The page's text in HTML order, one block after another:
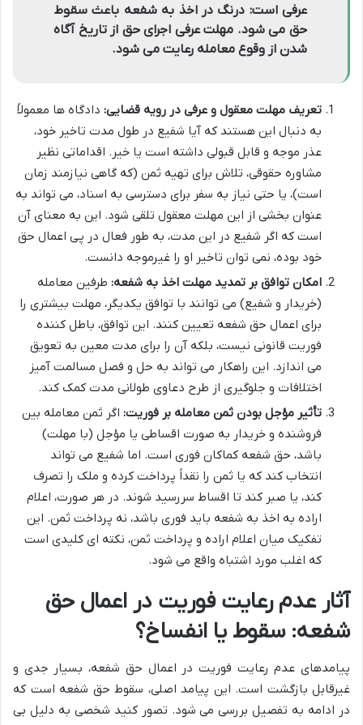
عرفی است: درنگ در اخذ به شفعه باعث سقوط
حق می شود. مهلت عرفی اجرای حق از تاریخ آگاه
شدن از وقوع معامله رعایت می شود.
تعریف مهلت معقول و عرفی در رویه قضایی: دادگاه ها معمولاً
به دنبال این هستند که آیا شفیع در طول مدت تاخیر خود،
عذر موجه و قابل قبولی داشته است یا خیر. اقداماتی نظیر
مشاوره حقوقی، تلاش برای تهیه ثمن (که گاهی نیازمند زمان
است)، یا حتی نیاز به سفر برای دسترسی به اسناد، می تواند به
عنوان بخشی از این مهلت معقول تلقی شود. این به معنای آن
است که اگر شفیع در این مدت، به طور فعال در پی اعمال حق
خود بوده، نمی توان تاخیر او را غیرموجه دانست.
امکان توافق بر تمدید مهلت اخذ به شفعه: طرفین معامله
(خریدار و شفیع) می توانند با توافق یکدیگر، مهلت بیشتری را
برای اعمال حق شفعه تعیین کنند. این توافق، باطل کننده
فوریت قانونی نیست، بلکه آن را برای مدت معین به تعویق
می اندازد. این راهکار می تواند به حل و فصل مسالمت آمیز
اختلافات و جلوگیری از طرح دعاوی طولانی مدت کمک کند.
تأثیر مؤجل بودن ثمن معامله بر فوریت: اگر ثمن معامله بین
فروشنده و خریدار به صورت اقساطی یا مؤجل (با مهلت)
باشد، حق شفعه کماکان فوری است. اما شفیع می تواند
انتخاب کند که یا ثمن را نقداً پرداخت کرده و ملک را تصرف
کند، یا صبر کند تا اقساط سررسید شوند. در هر صورت، اعلام
اراده به اخذ به شفعه باید فوری باشد، نه پرداخت ثمن. این
تفکیک میان اعلام اراده و پرداخت ثمن، نکته ای کلیدی است
که اغلب مورد اشتباه واقع می شود.
آثار عدم رعایت فوریت در اعمال حق
شفعه: سقوط یا انفساخ؟
پیامدهای عدم رعایت فوریت در اعمال حق شفعه، بسیار جدی و
غیرقابل بازگشت است. این پیامد اصلی، سقوط حق شفعه است که
در ادامه به تفصیل بررسی می شود. تصور کنید شخصی به دلیل بی